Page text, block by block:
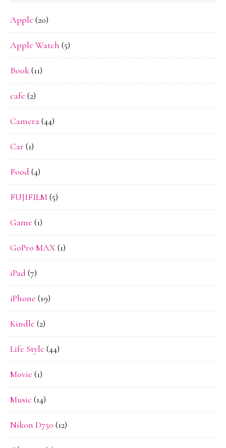
Apple (20)
Apple Watch (5)
Book(11)
cafe (2)
Camera(44)
Car (1)
Food(4)
FUJIFILM(5)
Game (1)
GoPro MAX(1)
iPad(7)
iPhone (19)
Kindle (2)
Life Style (44)
Movie (1)
Music (14)
Nikon D750 (12)